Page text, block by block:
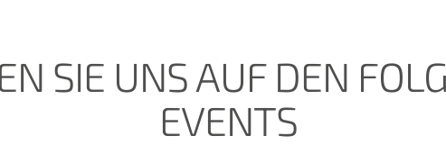
SIE UNS AUF DEN
EVENTS